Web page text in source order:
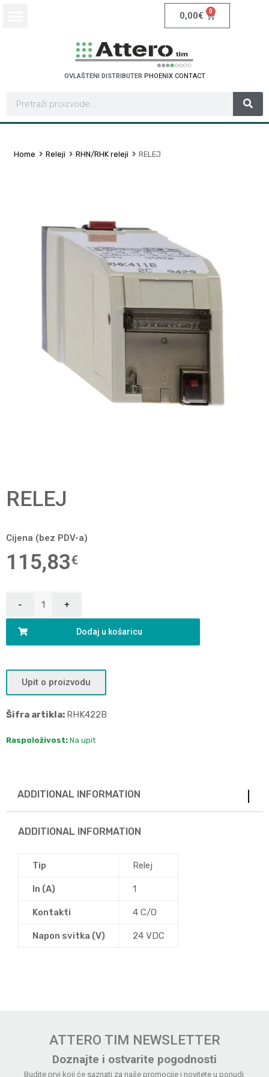
0,00€ 0
OVLAŠTENI DISTRIBUTER PHOENIX CONTACT
Home Releji RHN/RHK releji RELEJ
RELEJ
Cijena (bez PDV-a)
115,83€
Dodaj u košaricu
Upit o proizvodu
Šifra artikla: RHK422B
Raspoloživost: Na upit
ADDITIONAL INFORMATION
ADDITIONAL INFORMATION
Tip Relej
In (A) 1
Kontakti 4 C/O
Napon svitka (V) 24 VDC
ATTERO TIM NEWSLETTER
Doznajte i ostvarite pogodnosti
Budite prvi koji će saznati za naše promocije i novitete u ponudi.